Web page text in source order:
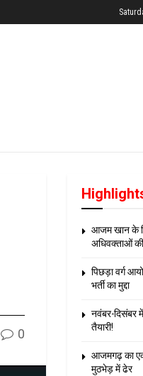
0
आजम खान के
अधिवक्ताओं
पिछड़ा वर्ग
भर्ती का मुद्दा
नवंबर-दिसंबर
तैयारी!
आजमगढ़ का एक
मुठभेड़ में ढेर